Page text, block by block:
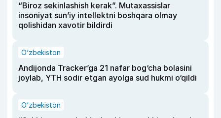
“Biroz sekinlashish kerak”. Mutaxassislar
insoniyat sun’iy intellektni boshqara olmay
qolishidan xavotir bildirdi
O‘zbekiston
Andijonda Tracker’ga 21 nafar bog‘cha bolasini
joylab, YTH sodir etgan ayolga sud hukmi o‘qildi
O‘zbekiston